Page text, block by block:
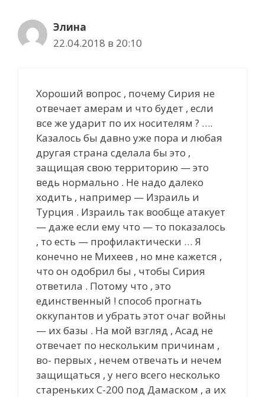
Элина
22.04.2018 в 20:10
Хороший вопрос , почему Сирия не
отвечает амерам и что будет , если
все же ударит по их носителям ? ….
Казалось бы давно уже пора и любая
другая страна сделала бы это ,
защищая свою территорию — это
ведь нормально . Не надо далеко
ходить , например — Израиль и
Турция . Израиль так вообще атакует
— даже если ему что — то показалось
, то есть — профилактически … Я
конечно не Михеев , но мне кажется ,
что он одобрил бы , чтобы Сирия
ответила . Потому что , это
единственный ! способ прогнать
оккупантов и убрать этот очаг войны
— их базы . На мой взгляд , Асад не
отвечает по нескольким причинам ,
во- первых , нечем отвечать и нечем
защищаться , у него всего несколько
стареньких С-200 под Дамаском , а их